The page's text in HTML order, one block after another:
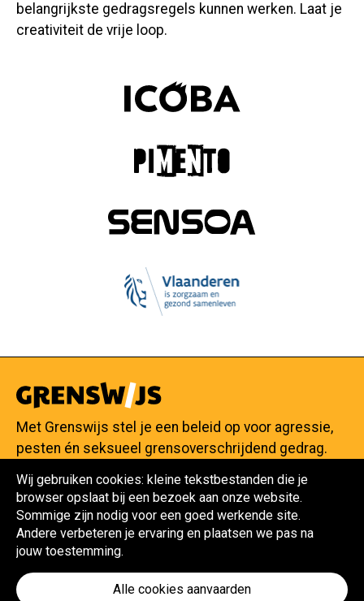
belangrijkste gedragsregels kunnen werken. Laat je
creativiteit de vrije loop.
Met Grenswijs stel je een beleid op voor agressie,
pesten én seksueel grensoverschrijdend gedrag.
Maak je beleid
Reageer op situaties
Contacteer Grenswijs
Wij gebruiken cookies: kleine tekstbestanden die je
browser opslaat bij een bezoek aan onze website.
Sommige zijn nodig voor een goed werkende site.
Andere verbeteren je ervaring en plaatsen we pas na
jouw toestemming.
Alle cookies aanvaarden